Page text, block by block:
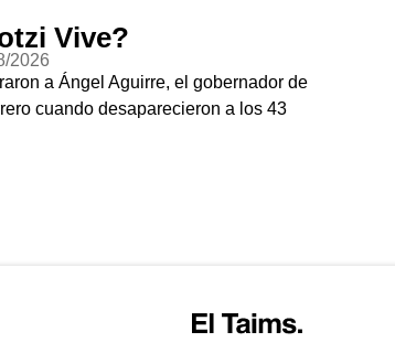
Vive?
2026
a Ángel Aguirre, el gobernador de
cuando desaparecieron a los 43